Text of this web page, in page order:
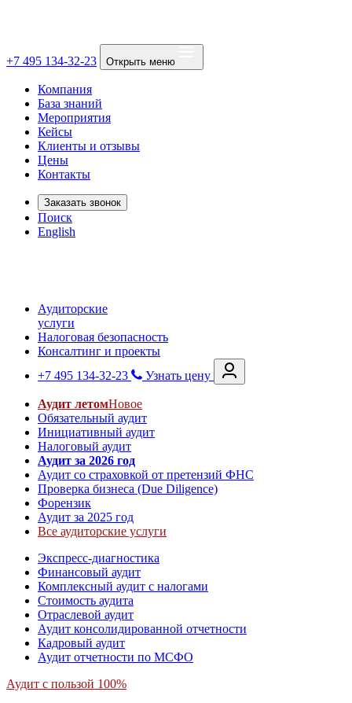
+7 495 134-32-23 Открыть меню
Компания
База знаний
Мероприятия
Кейсы
Клиенты и отзывы
Цены
Контакты
Заказать звонок
Поиск
English
Аудиторские
услуги
Налоговая безопасность
Консалтинг и проекты
+7 495 134-32-23
Узнать цену
Аудит летомНовое
Обязательный аудит
Инициативный аудит
Налоговый аудит
Аудит за 2026 год
Аудит со страховкой от претензий ФНС
Проверка бизнеса (Due Diligence)
Форензик
Аудит за 2025 год
Все аудиторские услуги
Экспресс-диагностика
Финансовый аудит
Комплексный аудит с налогами
Стоимость аудита
Отраслевой аудит
Аудит консолидированной отчетности
Кадровый аудит
Аудит отчетности по МСФО
Аудит с пользой 100%